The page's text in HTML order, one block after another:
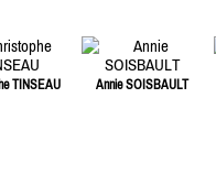
TINSEAU Annie SOISBAULT